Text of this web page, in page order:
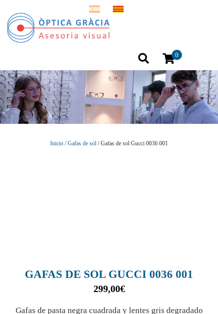
0
Inicio /Gafas de sol / Gafas de sol Gucci 0036 001
GAFAS DE SOL GUCCI 0036 001
299,00€
Gafas de pasta negra cuadrada y lentes gris degradado